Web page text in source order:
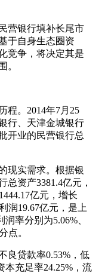
银行填补长尾市
于自身生态圈资
竞争，将决定其是
围。
。2014年7月25
行、天津金城银行
开业的民营银行总
实需求。根据银
总资产3381.4亿元，
亿元，增长
润19.67亿元，是上
率分别为5.06%、
点。
贷款率0.53%，低
本充足率24.25%，流